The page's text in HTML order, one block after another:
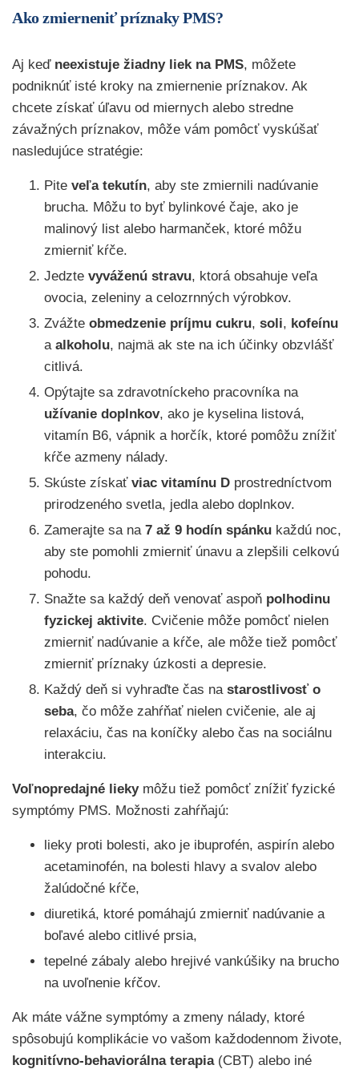
Ako zmierneniť príznaky PMS?
Aj keď neexistuje žiadny liek na PMS, môžete
podniknúť isté kroky na zmiernenie príznakov. Ak
chcete získať úľavu od miernych alebo stredne
závažných príznakov, môže vám pomôcť vyskúšať
nasledujúce stratégie:
Pite veľa tekutín, aby ste zmiernili nadúvanie
brucha. Môžu to byť bylinkové čaje, ako je
malinový list alebo harmanček, ktoré môžu
zmierniť kŕče.
Jedzte vyváženú stravu, ktorá obsahuje veľa
ovocia, zeleniny a celozrnných výrobkov.
Zvážte obmedzenie príjmu cukru, soli, kofeínu
a alkoholu, najmä ak ste na ich účinky obzvlášť
citlivá.
Opýtajte sa zdravotníckeho pracovníka na
užívanie doplnkov, ako je kyselina listová,
vitamín B6, vápnik a horčík, ktoré pomôžu znížiť
kŕče azmeny nálady.
Skúste získať viac vitamínu D prostredníctvom
prirodzeného svetla, jedla alebo doplnkov.
Zamerajte sa na 7 až 9 hodín spánku každú noc,
aby ste pomohli zmierniť únavu a zlepšili celkovú
pohodu.
Snažte sa každý deň venovať aspoň polhodinu
fyzickej aktivite. Cvičenie môže pomôcť nielen
zmierniť nadúvanie a kŕče, ale môže tiež pomôcť
zmierniť príznaky úzkosti a depresie.
Každý deň si vyhraďte čas na starostlivosť o
seba, čo môže zahŕňať nielen cvičenie, ale aj
relaxáciu, čas na koníčky alebo čas na sociálnu
interakciu.
Voľnopredajné liekymôžu tiež pomôcť znížiť fyzické
symptómy PMS. Možnosti zahŕňajú:
lieky proti bolesti, ako je ibuprofén, aspirín alebo
acetaminofén, na bolesti hlavy a svalov alebo
žalúdočné kŕče,
diuretiká, ktoré pomáhajú zmierniť nadúvanie a
boľavé alebo citlivé prsia,
tepelné zábaly alebo hrejivé vankúšiky na brucho
na uvoľnenie kŕčov.
Ak máte vážne symptómy a zmeny nálady, ktoré
spôsobujú komplikácie vo vašom každodennom živote,
kognitívno-behaviorálna terapia(CBT) alebo iné